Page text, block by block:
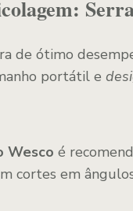
de ótimo
portátil e
Wesco é
cortes em